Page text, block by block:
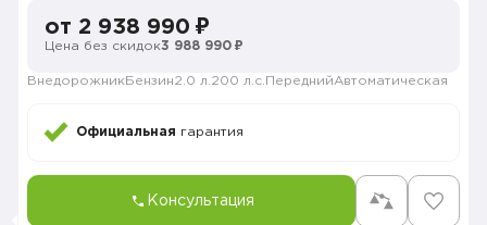
от 2 938 990 ₽
Цена без скидок3 988 990 ₽
Внедорожник Бензин2.0 л. 200 л.с. ПереднийАвтоматическая
Официальная гарантия
Консультация